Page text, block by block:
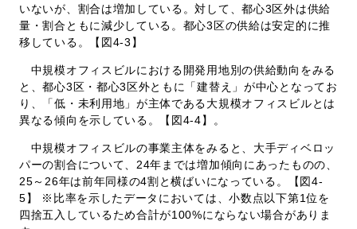
いないが、割合は増加している。対して、都心3区外は供給
量・割合ともに減少している。都心3区の供給は安定的に推
移している。【図4-3】
中規模オフィスビルにおける開発用地別の供給動向をみる
と、都心3区・都心3区外ともに「建替え」が中心となってお
り、「低・未利用地」が主体である大規模オフィスビルとは
異なる傾向を示している。【図4-4】。
中規模オフィスビルの事業主体をみると、大手ディベロッ
パーの割合について、24年までは増加傾向にあったものの、
25～26年は前年同様の4割と横ばいになっている。【図4-
5】 ※比率を示したデータにおいては、小数点以下第1位を
四捨五入しているため合計が100%にならない場合がありま